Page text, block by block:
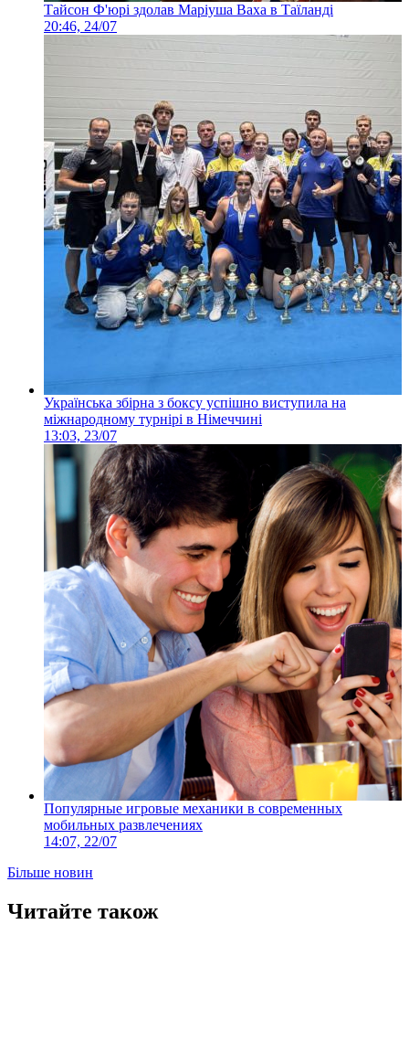
Тайсон Ф'юрі здолав Маріуша Ваха в Таїланді
20:46, 24/07
Українська збірна з боксу успішно виступила на
міжнародному турнірі в Німеччині
13:03, 23/07
Популярные игровые механики в современных
мобильных развлечениях
14:07, 22/07
Більше новин
Читайте також